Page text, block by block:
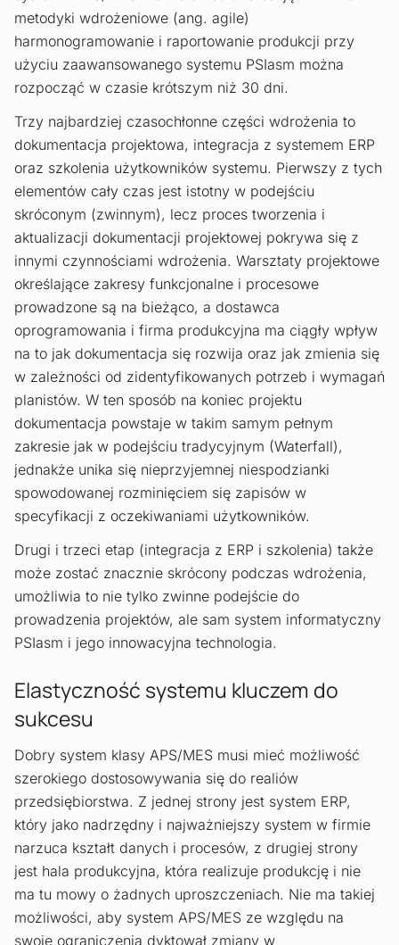
metodyki wdrożeniowe (ang. agile)
harmonogramowanie i raportowanie produkcji przy
użyciu zaawansowanego systemu PSIasm można
rozpocząć w czasie krótszym niż 30 dni.
Trzy najbardziej czasochłonne części wdrożenia to
dokumentacja projektowa, integracja z systemem ERP
oraz szkolenia użytkowników systemu. Pierwszy z tych
elementów cały czas jest istotny w podejściu
skróconym (zwinnym), lecz proces tworzenia i
aktualizacji dokumentacji projektowej pokrywa się z
innymi czynnościami wdrożenia. Warsztaty projektowe
określające zakresy funkcjonalne i procesowe
prowadzone są na bieżąco, a dostawca
oprogramowania i firma produkcyjna ma ciągły wpływ
na to jak dokumentacja się rozwija oraz jak zmienia się
w zależności od zidentyfikowanych potrzeb i wymagań
planistów. W ten sposób na koniec projektu
dokumentacja powstaje w takim samym pełnym
zakresie jak w podejściu tradycyjnym (Waterfall),
jednakże unika się nieprzyjemnej niespodzianki
spowodowanej rozminięciem się zapisów w
specyfikacji z oczekiwaniami użytkowników.
Drugi i trzeci etap (integracja z ERP i szkolenia) także
może zostać znacznie skrócony podczas wdrożenia,
umożliwia to nie tylko zwinne podejście do
prowadzenia projektów, ale sam system informatyczny
PSIasm i jego innowacyjna technologia.
Elastyczność systemu kluczem do
sukcesu
Dobry system klasy APS/MES musi mieć możliwość
szerokiego dostosowywania się do realiów
przedsiębiorstwa. Z jednej strony jest system ERP,
który jako nadrzędny i najważniejszy system w firmie
narzuca kształt danych i procesów, z drugiej strony
jest hala produkcyjna, która realizuje produkcję i nie
ma tu mowy o żadnych uproszczeniach. Nie ma takiej
możliwości, aby system APS/MES ze względu na
swoje ograniczenia dyktował zmiany w